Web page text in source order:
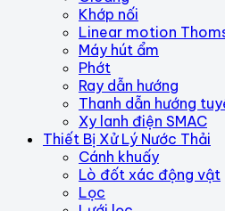
Khớp nối
Linear motion
Máy hút ẩm
Phớt
Ray dẫn hướng
Thanh dẫn hướng
Xy lanh điện SMAC
Thiết Bị Xử Lý Nước Thải
Cánh khuấy
Lò đốt xác động vật
Lọc